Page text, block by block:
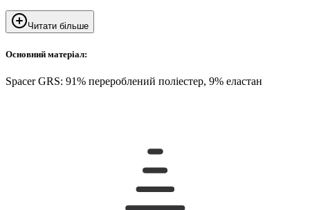
Читати більше
Основний матеріал:
Spacer GRS: 91% перероблений поліестер, 9% еластан